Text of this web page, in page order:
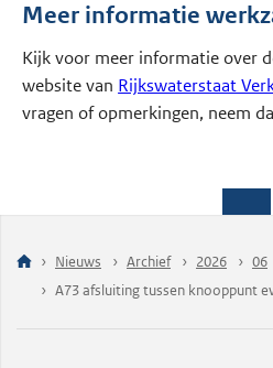
Meer informatie
Kijk voor meer informatie over
website van Rijkswaterstaat
vragen of opmerkingen, neem
Nieuws Archief 2026
06
A73 afsluiting tussen knooppunt